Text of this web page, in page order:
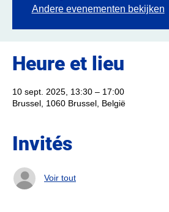
Andere evenementen bekijken
Heure et lieu
10 sept. 2025, 13:30 – 17:00
Brussel, 1060 Brussel, België
Invités
Voir tout